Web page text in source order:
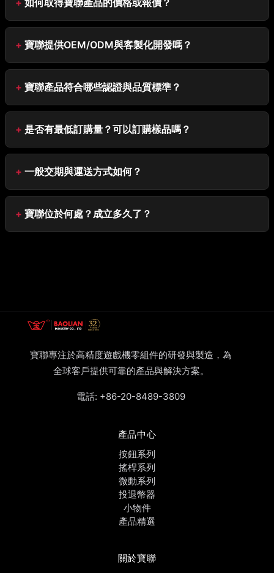
如何取得寶聯產品的價格或報價？
寶聯提供OEM/ODM與客製化開發嗎？
寶聯產品符合哪些認證與品質標準？
是否有最低訂購量？可以訂購樣品嗎？
一般交期與運送方式如何？
寶聯位於何處？成立多久了？
寶聯專注於高精度遊戲機零組件的研發與製造，為
全球客戶提供可靠的產品與解決方案。
電話: +86-20-8489-3809
產品中心
按鈕系列
搖桿系列
微動系列
投退幣器
小物件
產品精選
關於寶聯